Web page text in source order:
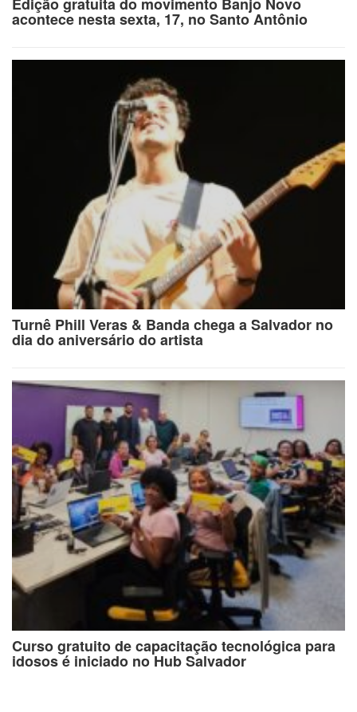
acontece nesta sexta, 17, no Santo Antônio
Turnê Phill Veras & Banda chega a Salvador no
dia do aniversário do artista
Curso gratuito de capacitação tecnológica para
idosos é iniciado no Hub Salvador